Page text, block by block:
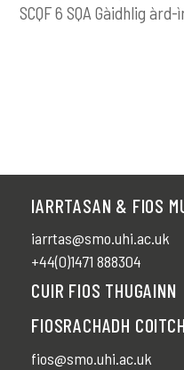
SCQF 6 SQA Gàidhlig
IARRTASAN & FIOS
iarrtas@smo.uhi.ac.uk
+44(0)1471 888304
CUIR FIOS THUGAINN
FIOSRACHADH
fios@smo.uhi.ac.uk